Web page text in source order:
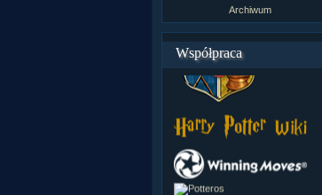
Archiwum
Współpraca